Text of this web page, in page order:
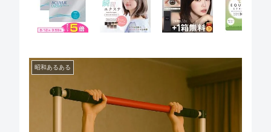
昭和あるある